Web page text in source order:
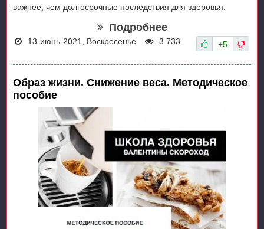
важнее, чем долгосрочные последствия для здоровья.
Подробнее
13-июнь-2021, Воскресенье 3 733 +5
Образ жизни. Снижение веса. Методическое
пособие